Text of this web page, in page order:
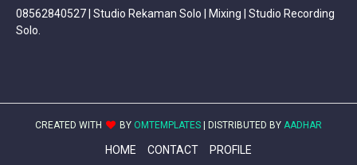
08562840527 | Studio Rekaman Solo | Mixing | Studio Recording
Solo.
CREATED WITH BY OMTEMPLATES | DISTRIBUTED BY AADHAR
HOME CONTACT PROFILE